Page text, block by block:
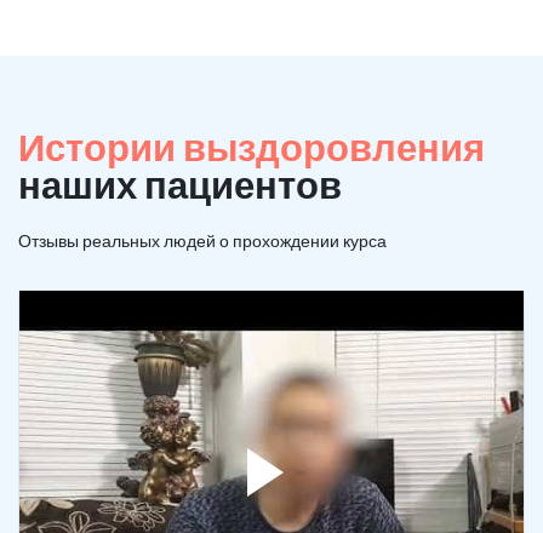
Истории выздоровления
наших пациентов
Отзывы реальных людей о прохождении курса